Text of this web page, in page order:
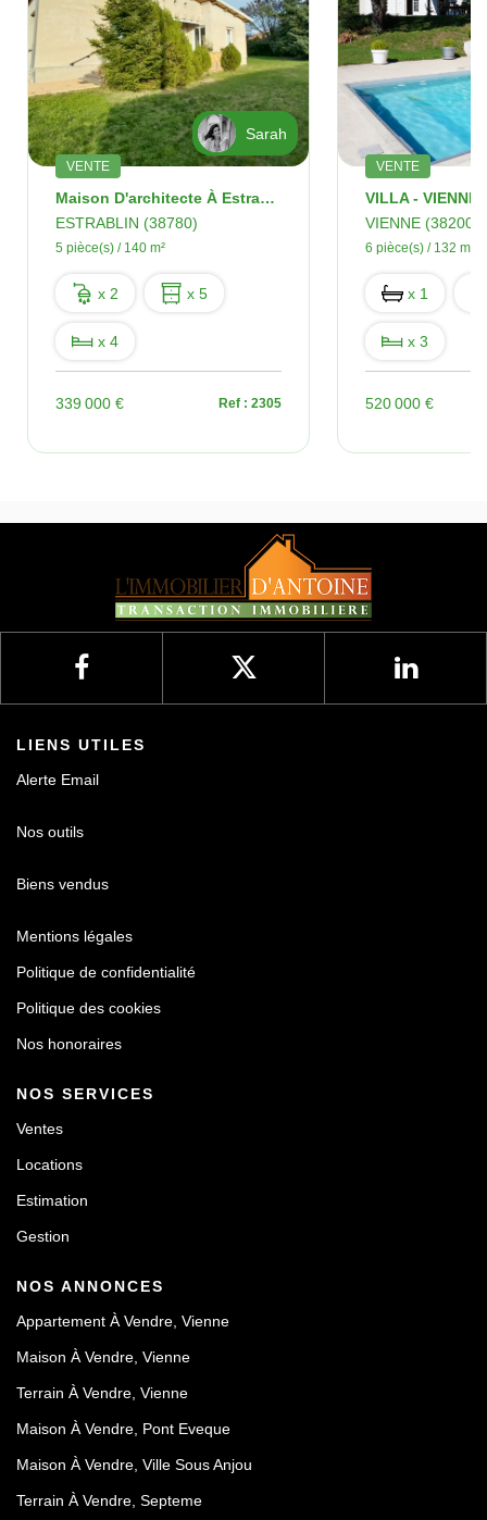
Sarah
VENTE
Maison D'architecte À Estrablin 5 Pièce(s) 140 M2 - 1600 M² De Terrain Arboré Et Cloturé
ESTRABLIN (38780)
5 pièce(s) / 140 m²
x 2 x 5
x 4
339 000 € Ref : 2305
VENTE
VIENNE (38200)
6 pièce(s) / 132 m²
x 1
x 3
520 000 €
LIENS UTILES
Alerte Email
Nos outils
Biens vendus
Mentions légales
Politique de confidentialité
Politique des cookies
Nos honoraires
NOS SERVICES
Ventes
Locations
Estimation
Gestion
NOS ANNONCES
Appartement À Vendre, Vienne
Maison À Vendre, Vienne
Terrain À Vendre, Vienne
Maison À Vendre, Pont Eveque
Maison À Vendre, Ville Sous Anjou
Terrain À Vendre, Septeme